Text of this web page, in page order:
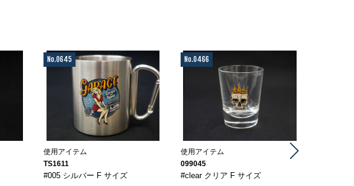
No.0645
使用アイテム
TS1611
#005 シルバー F サイズ
No.0466
使用アイテム
099045
#clear クリア F サイズ